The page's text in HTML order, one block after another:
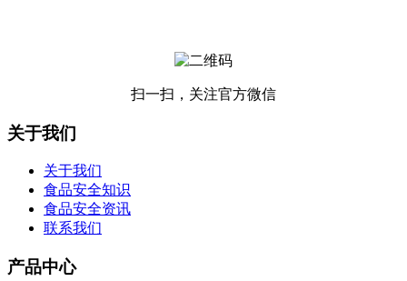
扫一扫，关注官方微信
关于我们
关于我们
食品安全知识
食品安全资讯
联系我们
产品中心